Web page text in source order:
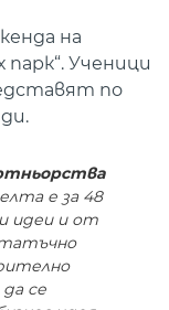
на
Ученици
по
е за 48
идеи и от
се